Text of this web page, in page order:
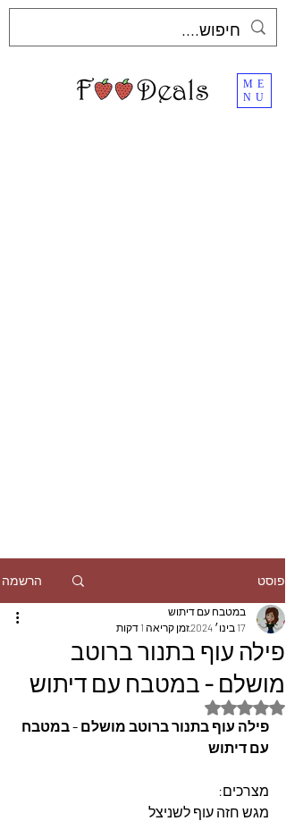
ME
NU
פוסט הרשמה
פילה עוף בתנור ברוטב
מושלם - במטבח עם דיתוש
במטבח עם דיתוש
17 בינו׳ 2024
זמן קריאה 1 דקות
דירוג של NaN מתוך 5 כוכבים
פילה עוף בתנור ברוטב מושלם - במטבח
עם דיתוש
מצרכים:
מגש חזה עוף לשניצל